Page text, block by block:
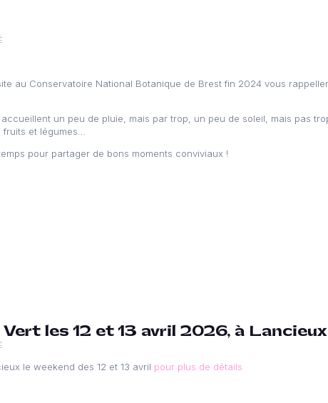
au Conservatoire National Botanique de Brest fin 2024 vous
un peu de pluie, mais par trop, un peu de soleil, mais pas
et légumes…
pour partager de bons moments conviviaux !
les 12 et 13 avril 2026, à
le weekend des 12 et 13 avril pour plus de détails